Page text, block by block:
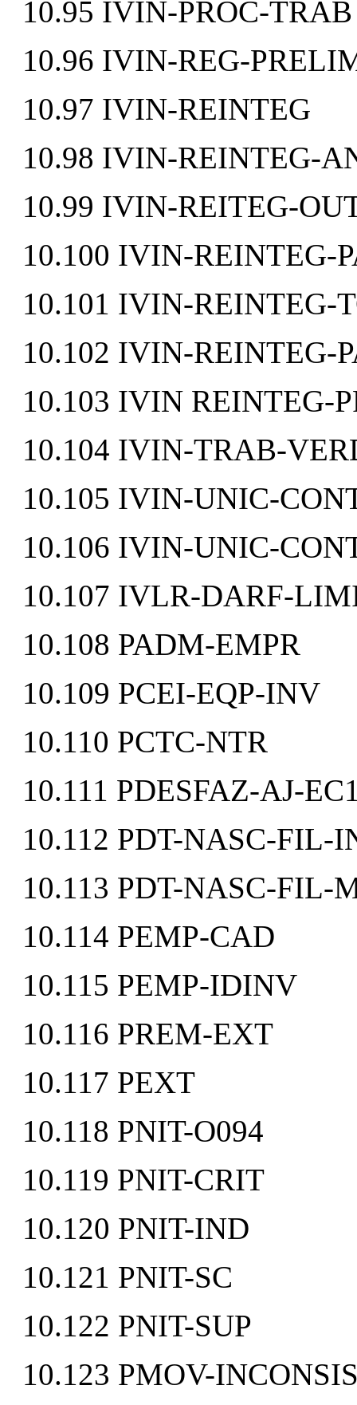
10.95 IVIN-PROC-TRAB
10.96 IVIN-REG-
10.97 IVIN-REINTEG
10.98 IVIN-REINTEG-
10.99 IVIN-REITEG-
10.100 IVIN-REINTEG-
10.101 IVIN-REINTEG-
10.102 IVIN-REINTEG-
10.103 IVIN REINTEG-
10.104 IVIN-TRAB-
10.105 IVIN-UNIC-
10.106 IVIN-UNIC-
10.107 IVLR-DARF-
10.108 PADM-EMPR
10.109 PCEI-EQP-INV
10.110 PCTC-NTR
10.111 PDESFAZ-AJ-
10.112 PDT-NASC-FIL-
10.113 PDT-NASC-FIL-
10.114 PEMP-CAD
10.115 PEMP-IDINV
10.116 PREM-EXT
10.117 PEXT
10.118 PNIT-O094
10.119 PNIT-CRIT
10.120 PNIT-IND
10.121 PNIT-SC
10.122 PNIT-SUP
10.123 PMOV-